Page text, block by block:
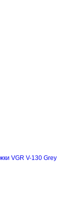
VGR V-130 Grey